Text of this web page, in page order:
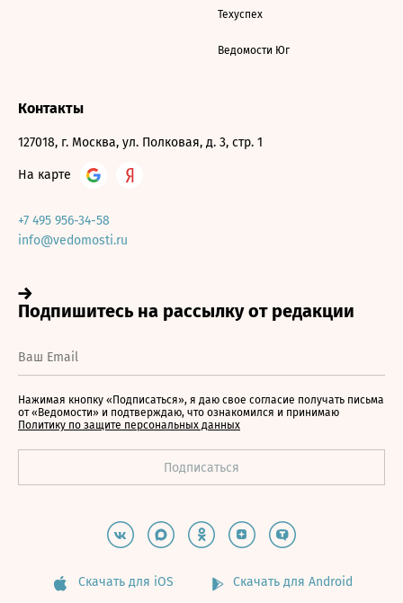
Техуспех
Ведомости Юг
Контакты
127018, г. Москва, ул. Полковая, д. 3, стр. 1
На карте
+7 495 956-34-58
info@vedomosti.ru
Нажимая кнопку «Подписаться», я даю свое согласие получать письма
от «Ведомости» и подтверждаю, что ознакомился и принимаю
Политику по защите персональных данных
Скачать для iOS Скачать для Android